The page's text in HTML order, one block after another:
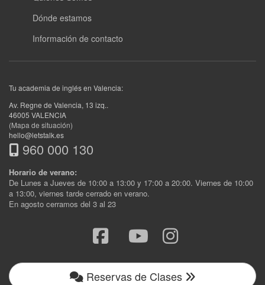
Dónde estamos
Información de contacto
Tu academia de inglés en Valencia:
Av. Regne de Valencia, 13 izq..
46005 VALENCIA
(Mapa de situación)
hello@letstalk.es
960 000 130
Horario de verano:
De Lunes a Jueves de 10:00 a 13:00 y 17:00 a 20:00. Viernes de 10:00
a 13:00, viernes tarde cerrado en verano.
En agosto cerramos del 3 al 23
Reservas de Clases